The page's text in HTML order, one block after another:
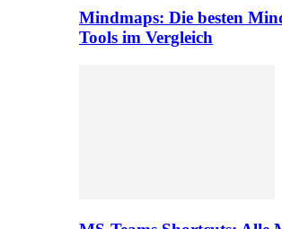
Mindmaps: Die besten
Tools im Vergleich